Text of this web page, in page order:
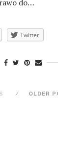
do…
Twitter
OLDER